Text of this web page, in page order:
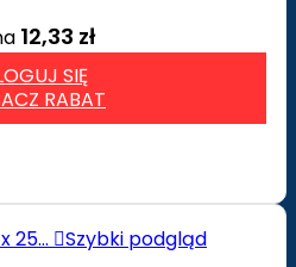
12,33 zł
SIĘ
RABAT
Szybki podgląd